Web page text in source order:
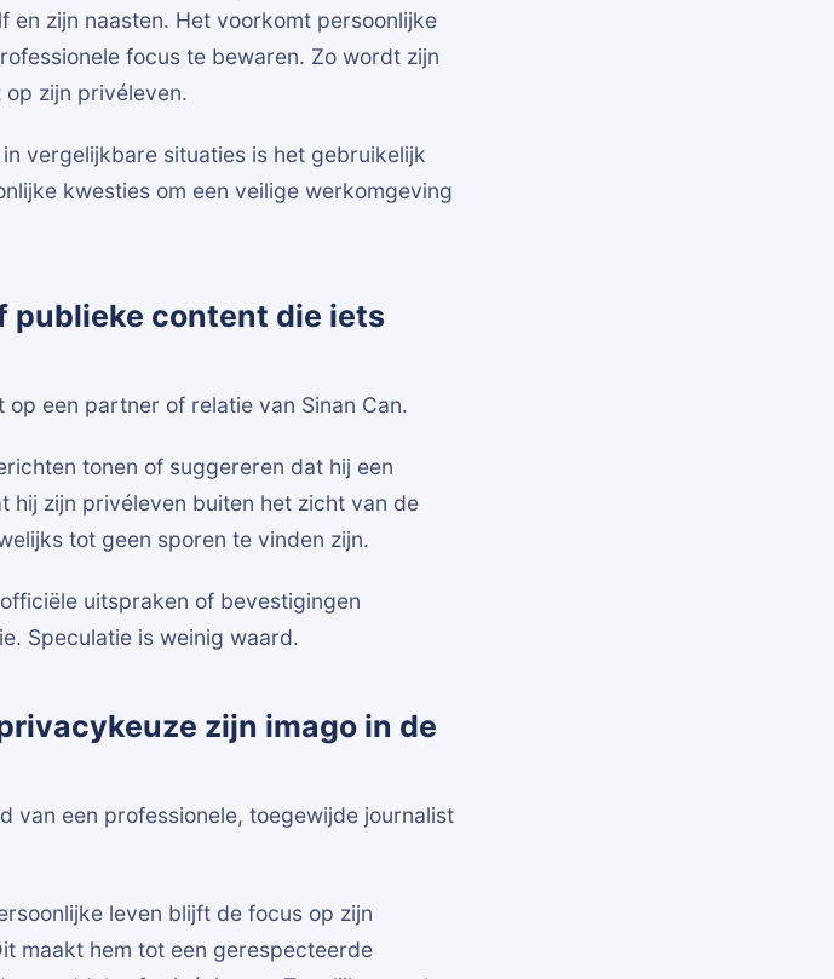
zijn naasten. Het voorkomt persoonlijke
focus te bewaren. Zo wordt zijn
zijn privéleven.
vergelijkbare situaties is het gebruikelijk
kwesties om een veilige werkomgeving
publieke content die iets
een partner of relatie van Sinan Can.
tonen of suggereren dat hij een
hij zijn privéleven buiten het zicht van de
tot geen sporen te vinden zijn.
uitspraken of bevestigingen
Speculatie is weinig waard.
zijn imago in de
van een professionele, toegewijde journalist
leven blijft de focus op zijn
maakt hem tot een gerespecteerde